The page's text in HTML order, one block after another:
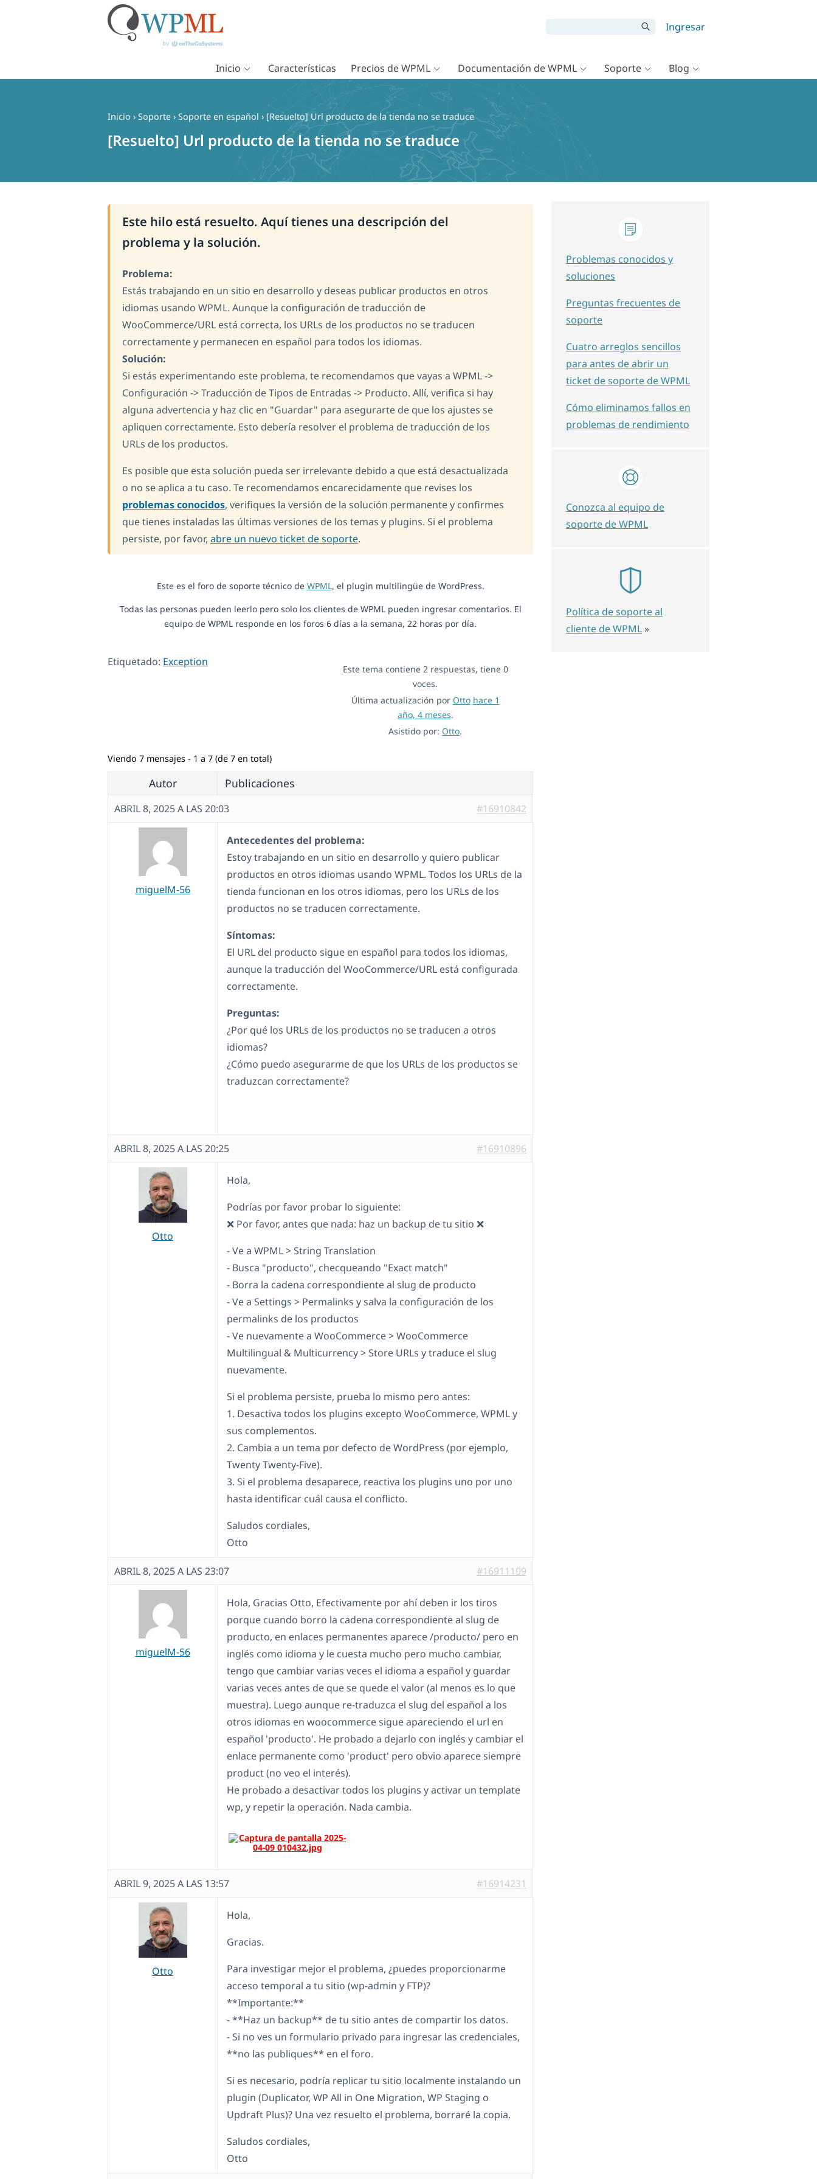
Ingresar
Inicio Características Precios de WPML Documentación de WPML Soporte Blog
Inicio › Soporte › Soporte en español › [Resuelto] Url producto de la tienda no se traduce
[Resuelto] Url producto de la tienda no se traduce
Este hilo está resuelto. Aquí tienes una descripción del
problema y la solución.
Problema:
Estás trabajando en un sitio en desarrollo y deseas publicar productos en otros
idiomas usando WPML. Aunque la configuración de traducción de
WooCommerce/URL está correcta, los URLs de los productos no se traducen
correctamente y permanecen en español para todos los idiomas.
Solución:
Si estás experimentando este problema, te recomendamos que vayas a WPML ->
Configuración -> Traducción de Tipos de Entradas -> Producto. Allí, verifica si hay
alguna advertencia y haz clic en "Guardar" para asegurarte de que los ajustes se
apliquen correctamente. Esto debería resolver el problema de traducción de los
URLs de los productos.
Es posible que esta solución pueda ser irrelevante debido a que está desactualizada
o no se aplica a tu caso. Te recomendamos encarecidamente que revises los
problemas conocidos, verifiques la versión de la solución permanente y confirmes
que tienes instaladas las últimas versiones de los temas y plugins. Si el problema
persiste, por favor, abre un nuevo ticket de soporte.
Este es el foro de soporte técnico de WPML, el plugin multilingüe de WordPress.
Todas las personas pueden leerlo pero solo los clientes de WPML pueden ingresar comentarios. El
equipo de WPML responde en los foros 6 días a la semana, 22 horas por día.
Etiquetado: Exception
Este tema contiene 2 respuestas, tiene 0
voces.
Última actualización por Otto hace 1
año, 4 meses.
Asistido por: Otto.
Viendo 7 mensajes - 1 a 7 (de 7 en total)
Autor Publicaciones
ABRIL 8, 2025 A LAS 20:03 #16910842
miguelM-56
Antecedentes del problema:
Estoy trabajando en un sitio en desarrollo y quiero publicar
productos en otros idiomas usando WPML. Todos los URLs de la
tienda funcionan en los otros idiomas, pero los URLs de los
productos no se traducen correctamente.
Síntomas:
El URL del producto sigue en español para todos los idiomas,
aunque la traducción del WooCommerce/URL está configurada
correctamente.
Preguntas:
¿Por qué los URLs de los productos no se traducen a otros
idiomas?
¿Cómo puedo asegurarme de que los URLs de los productos se
traduzcan correctamente?
ABRIL 8, 2025 A LAS 20:25 #16910896
Otto
Hola,
Podrías por favor probar lo siguiente:
❌ Por favor, antes que nada: haz un backup de tu sitio ❌
- Ve a WPML > String Translation
- Busca "producto", checqueando "Exact match"
- Borra la cadena correspondiente al slug de producto
- Ve a Settings > Permalinks y salva la configuración de los
permalinks de los productos
- Ve nuevamente a WooCommerce > WooCommerce
Multilingual & Multicurrency > Store URLs y traduce el slug
nuevamente.
Si el problema persiste, prueba lo mismo pero antes:
1. Desactiva todos los plugins excepto WooCommerce, WPML y
sus complementos.
2. Cambia a un tema por defecto de WordPress (por ejemplo,
Twenty Twenty-Five).
3. Si el problema desaparece, reactiva los plugins uno por uno
hasta identificar cuál causa el conflicto.
Saludos cordiales,
Otto
ABRIL 8, 2025 A LAS 23:07 #16911109
miguelM-56
Hola, Gracias Otto, Efectivamente por ahí deben ir los tiros
porque cuando borro la cadena correspondiente al slug de
producto, en enlaces permanentes aparece /producto/ pero en
inglés como idioma y le cuesta mucho pero mucho cambiar,
tengo que cambiar varias veces el idioma a español y guardar
varias veces antes de que se quede el valor (al menos es lo que
muestra). Luego aunque re-traduzca el slug del español a los
otros idiomas en woocommerce sigue apareciendo el url en
español 'producto'. He probado a dejarlo con inglés y cambiar el
enlace permanente como 'product' pero obvio aparece siempre
product (no veo el interés).
He probado a desactivar todos los plugins y activar un template
wp, y repetir la operación. Nada cambia.
ABRIL 9, 2025 A LAS 13:57 #16914231
Otto
Hola,
Gracias.
Para investigar mejor el problema, ¿puedes proporcionarme
acceso temporal a tu sitio (wp-admin y FTP)?
**Importante:**
- **Haz un backup** de tu sitio antes de compartir los datos.
- Si no ves un formulario privado para ingresar las credenciales,
**no las publiques** en el foro.
Si es necesario, podría replicar tu sitio localmente instalando un
plugin (Duplicator, WP All in One Migration, WP Staging o
Updraft Plus)? Una vez resuelto el problema, borraré la copia.
Saludos cordiales,
Otto
Problemas conocidos y
soluciones
Preguntas frecuentes de
soporte
Cuatro arreglos sencillos
para antes de abrir un
ticket de soporte de WPML
Cómo eliminamos fallos en
problemas de rendimiento
Conozca al equipo de
soporte de WPML
Política de soporte al
cliente de WPML »